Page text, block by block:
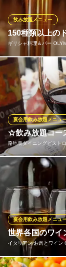
子揃ったコース
ばれる理由だと自
横浜関内吉田
三崎マグロとや
横浜市営地下
神奈川県横浜市中
150種類以上の
ギリシャ料理＆バー
飲み放題メニュー
飲み放題付のコ
題のメニューは
ールカクテルなど
そうでない人も、
ギリシャ料理
異国情緒溢れ
ＪＲ根岸線関
神奈川県横浜市中
☆飲み放題コー
路地裏ダイニングビスト
宴会用飲み放題メニュ
飲み放題込みの
は、全8品。フラ
軽にお楽しみいた
ぴったり！
路地裏ダイニ
パリの我が家
ＪＲ根岸線関内
神奈川県横浜市中
世界各国のワイ
イタリアン お肉とワイン
宴会用飲み放題メニュ